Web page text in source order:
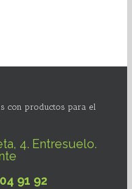
con productos para el
4. Entresuelo.
91 92